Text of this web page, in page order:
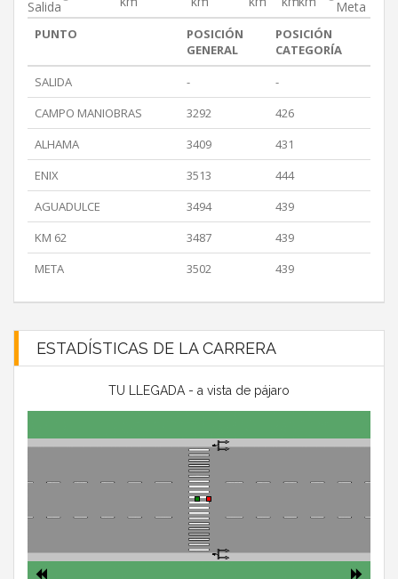
Salida Meta
PUNTO
POSICIÓN
GENERAL
POSICIÓN
CATEGORÍA
SALIDA
-
-
CAMPO MANIOBRAS
3292
426
ALHAMA
3409
431
ENIX
3513
444
AGUADULCE
3494
439
KM 62
3487
439
META
3502 439
ESTADÍSTICAS DE LA CARRERA
TU LLEGADA - a vista de pájaro